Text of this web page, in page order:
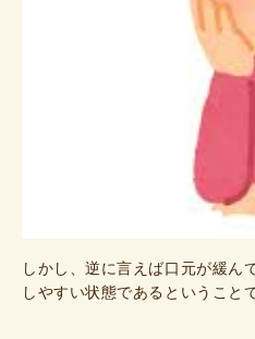
しかし、逆に言えば口元が緩ん
しやすい状態であるということ